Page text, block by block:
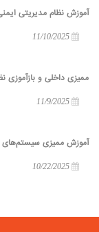
آموزش نظام مدیریتی
ممیزی داخلی و بازآموزی
آموزش ممیزی سیستم‌های